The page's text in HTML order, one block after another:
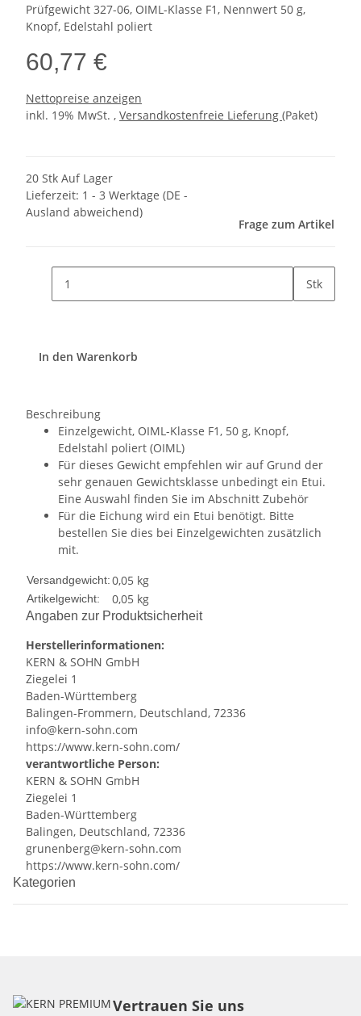
Prüfgewicht 327-06, OIML-Klasse F1, Nennwert 50 g,
Knopf, Edelstahl poliert
60,77 €
Nettopreise anzeigen
inkl. 19% MwSt. , Versandkostenfreie Lieferung (Paket)
20 Stk Auf Lager
Lieferzeit: 1 - 3 Werktage (DE -
Ausland abweichend)
Frage zum Artikel
Stk
In den Warenkorb
Beschreibung
Einzelgewicht, OIML-Klasse F1, 50 g, Knopf,
Edelstahl poliert (OIML)
Für dieses Gewicht empfehlen wir auf Grund der
sehr genauen Gewichtsklasse unbedingt ein Etui.
Eine Auswahl finden Sie im Abschnitt Zubehör
Für die Eichung wird ein Etui benötigt. Bitte
bestellen Sie dies bei Einzelgewichten zusätzlich
mit.
Versandgewicht:0,05 kg
Artikelgewicht: 0,05 kg
Angaben zur Produktsicherheit
Herstellerinformationen:
KERN & SOHN GmbH
Ziegelei 1
Baden-Württemberg
Balingen-Frommern, Deutschland, 72336
info@kern-sohn.com
https://www.kern-sohn.com/
verantwortliche Person:
KERN & SOHN GmbH
Ziegelei 1
Baden-Württemberg
Balingen, Deutschland, 72336
grunenberg@kern-sohn.com
https://www.kern-sohn.com/
Kategorien
Vertrauen Sie uns